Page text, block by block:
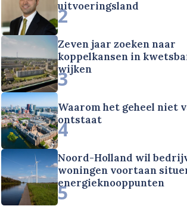
uitvoeringsland
2
Zeven jaar zoeken naar
koppelkansen in
wijken
3
Waarom het geheel niet
ontstaat
4
Noord-Holland wil
woningen voortaan
energieknooppunten
5